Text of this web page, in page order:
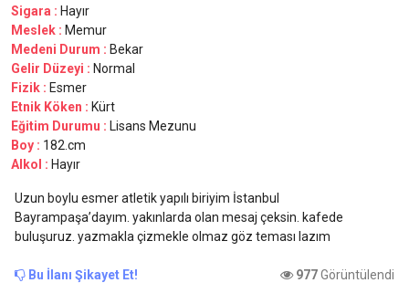
Sigara : Hayır
Meslek : Memur
Medeni Durum : Bekar
Gelir Düzeyi : Normal
Fizik : Esmer
Etnik Köken : Kürt
Eğitim Durumu : Lisans Mezunu
Boy : 182.cm
Alkol : Hayır
Uzun boylu esmer atletik yapılı biriyim İstanbul
Bayrampaşa’dayım. yakınlarda olan mesaj çeksin. kafede
buluşuruz. yazmakla çizmekle olmaz göz teması lazım
Bu İlanı Şikayet Et! 977Görüntülendi